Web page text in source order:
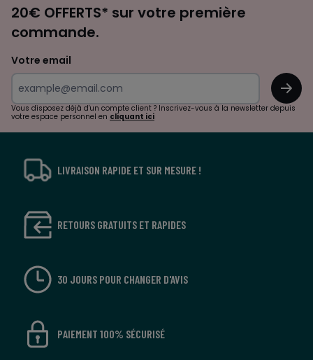
d'inspirations
surprises?
20€ OFFERTS* sur votre première
commande.
Votre email
OK
Vous disposez déjà d'un compte client ? Inscrivez-vous à la newsletter depuis
votre espace personnel en cliquant ici
LIVRAISON RAPIDE ET SUR MESURE !
RETOURS GRATUITS ET RAPIDES
30 JOURS POUR CHANGER D'AVIS
PAIEMENT 100% SÉCURISÉ